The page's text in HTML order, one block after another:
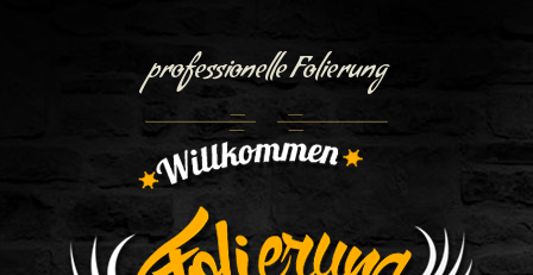
professionelle Folierung